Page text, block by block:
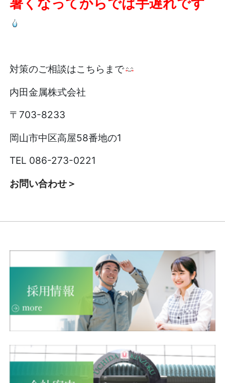
対策のご相談はこちらまで
内田金属株式会社
〒703-8233
岡山市中区高屋58番地の1
TEL 086-273-0221
お問い合わせ＞